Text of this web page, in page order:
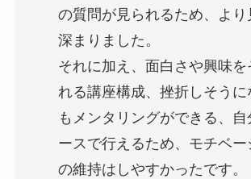
の質問が見られるため、より
深まりました。
それに加え、面白さや興味を
れる講座構成、挫折しそうに
もメンタリングができる、自
ースで行えるため、モチベー
の維持はしやすかったです。